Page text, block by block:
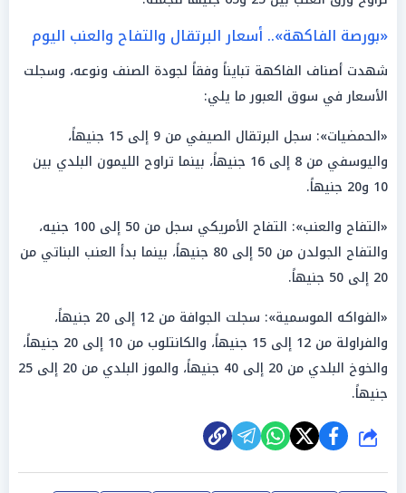
«بورصة الفاكهة».. أسعار البرتقال والتفاح والعنب اليوم
شهدت أصناف الفاكهة تبايناً وفقاً لجودة الصنف ونوعه، وسجلت
الأسعار في سوق العبور ما يلي:
«الحمضيات»: سجل البرتقال الصيفي من 9 إلى 15 جنيهاً،
واليوسفي من 8 إلى 16 جنيهاً، بينما تراوح الليمون البلدي بين
10 و20 جنيهاً.
«التفاح والعنب»: التفاح الأمريكي سجل من 50 إلى 100 جنيه،
والتفاح الجولدن من 50 إلى 80 جنيهاً، بينما بدأ العنب البناتي من
20 إلى 50 جنيهاً.
«الفواكه الموسمية»: سجلت الجوافة من 12 إلى 20 جنيهاً،
والفراولة من 12 إلى 15 جنيهاً، والكانتلوب من 10 إلى 20 جنيهاً،
والخوخ البلدي من 20 إلى 40 جنيهاً، والموز البلدي من 20 إلى 25
جنيهاً.
شارك